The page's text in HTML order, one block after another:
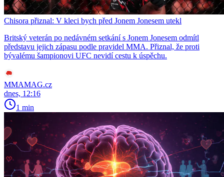
Chisora přiznal: V kleci bych před Jonem Jonesem utekl
Britský veterán po nedávném setkání s Jonem Jonesem odmítl
představu jejich zápasu podle pravidel MMA. Přiznal, že proti
bývalému šampionovi UFC nevidí cestu k úspěchu.
MMAMAG.cz
dnes, 12:16
1 min